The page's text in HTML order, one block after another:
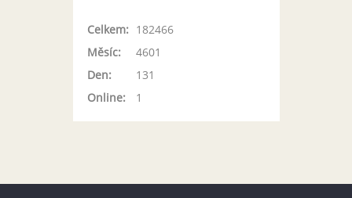
Online: 1
Celkem: 182466
Měsíc:
4601
Den:
131